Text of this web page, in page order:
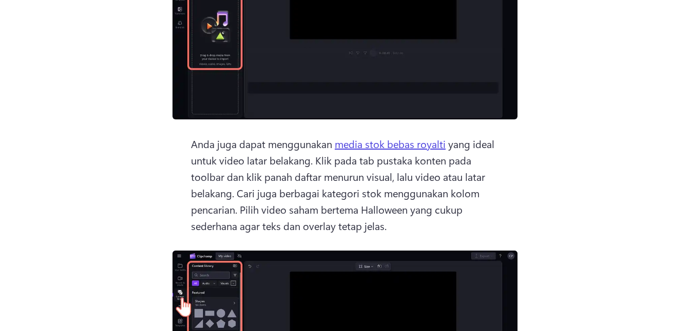
Anda juga dapat menggunakan media stok bebas royalti yang ideal
untuk video latar belakang. Klik pada tab pustaka konten pada
toolbar dan klik panah daftar menurun visual, lalu video atau latar
belakang. Cari juga berbagai kategori stok menggunakan kolom
pencarian. Pilih video saham bertema Halloween yang cukup
sederhana agar teks dan overlay tetap jelas.